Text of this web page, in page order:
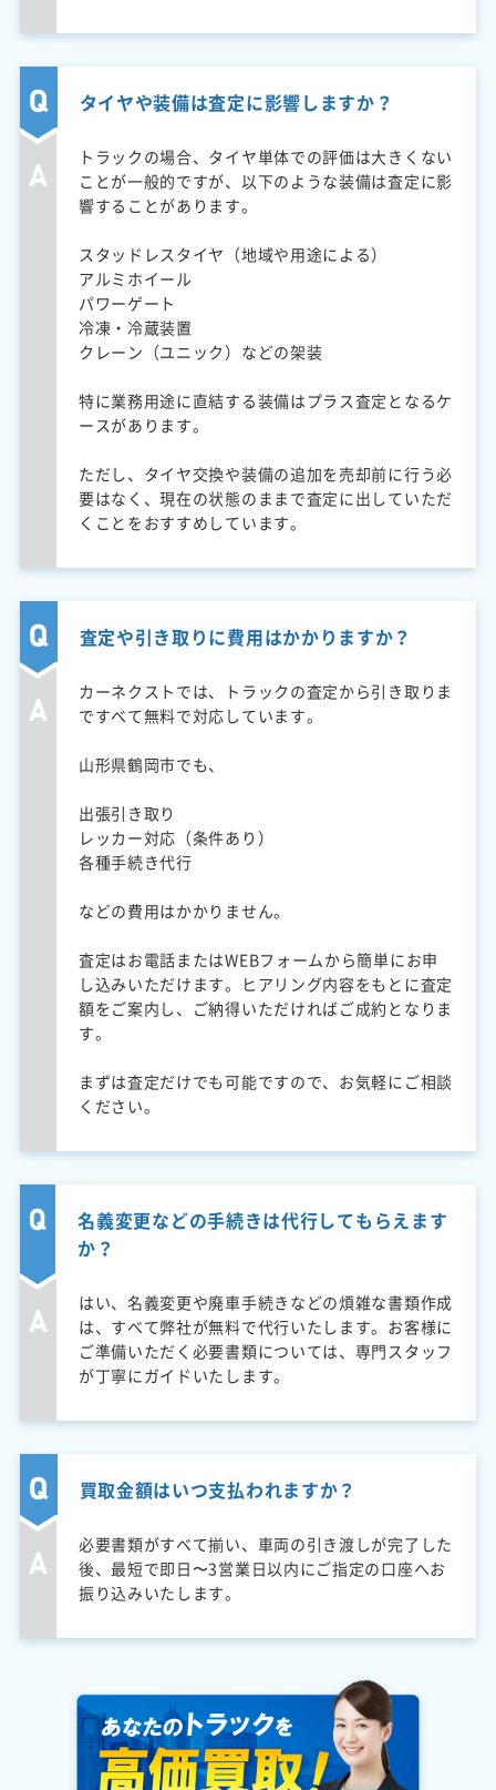
タイヤや装備は査定に影響しますか？
トラックの場合、タイヤ単体での評価は大きくない
ことが一般的ですが、以下のような装備は査定に影
響することがあります。
スタッドレスタイヤ（地域や用途による）
アルミホイール
パワーゲート
冷凍・冷蔵装置
クレーン（ユニック）などの架装
特に業務用途に直結する装備はプラス査定となるケ
ースがあります。
ただし、タイヤ交換や装備の追加を売却前に行う必
要はなく、現在の状態のままで査定に出していただ
くことをおすすめしています。
査定や引き取りに費用はかかりますか？
カーネクストでは、トラックの査定から引き取りま
ですべて無料で対応しています。
山形県鶴岡市でも、
出張引き取り
レッカー対応（条件あり）
各種手続き代行
などの費用はかかりません。
査定はお電話またはWEBフォームから簡単にお申
し込みいただけます。ヒアリング内容をもとに査定
額をご案内し、ご納得いただければご成約となりま
す。
まずは査定だけでも可能ですので、お気軽にご相談
ください。
名義変更などの手続きは代行してもらえます
か？
はい、名義変更や廃車手続きなどの煩雑な書類作成
は、すべて弊社が無料で代行いたします。お客様に
ご準備いただく必要書類については、専門スタッフ
が丁寧にガイドいたします。
買取金額はいつ支払われますか？
必要書類がすべて揃い、車両の引き渡しが完了した
後、最短で即日〜3営業日以内にご指定の口座へお
振り込みいたします。